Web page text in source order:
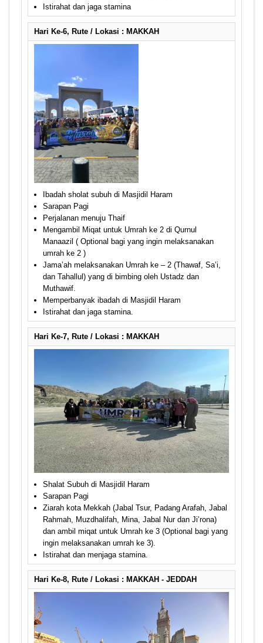
Istirahat dan jaga stamina
Hari Ke-6, Rute / Lokasi : MAKKAH
Ibadah sholat subuh di Masjidil Haram
Sarapan Pagi
Perjalanan menuju Thaif
Mengambil Miqat untuk Umrah ke 2 di Qurnul
Manaazil ( Optional bagi yang ingin melaksanakan
umrah ke 2 )
Jama’ah melaksanakan Umrah ke – 2 (Thawaf, Sa’i,
dan Tahallul) yang di bimbing oleh Ustadz dan
Muthawif.
Memperbanyak ibadah di Masjidil Haram
Istirahat dan jaga stamina.
Hari Ke-7, Rute / Lokasi : MAKKAH
Shalat Subuh di Masjidil Haram
Sarapan Pagi
Ziarah kota Mekkah (Jabal Tsur, Padang Arafah, Jabal
Rahmah, Muzdhalifah, Mina, Jabal Nur dan Ji’rona)
dan ambil miqat untuk Umrah ke 3 (Optional bagi yang
ingin melaksanakan umrah ke 3).
Istirahat dan menjaga stamina.
Hari Ke-8, Rute / Lokasi : MAKKAH - JEDDAH